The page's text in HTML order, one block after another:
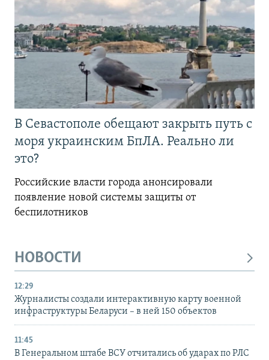
В Севастополе обещают закрыть путь с
моря украинским БпЛА. Реально ли
это?
Российские власти города анонсировали
появление новой системы защиты от
беспилотников
НОВОСТИ
12:29
Журналисты создали интерактивную карту военной
инфраструктуры Беларуси – в ней 150 объектов
11:45
В Генеральном штабе ВСУ отчитались об ударах по РЛС